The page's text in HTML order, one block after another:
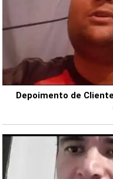
Depoimento de